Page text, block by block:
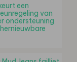
een
van
ondersteuning